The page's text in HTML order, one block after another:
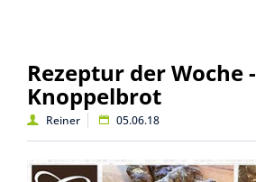
Rezeptur der Woche -
Knoppelbrot
Reiner 05.06.18